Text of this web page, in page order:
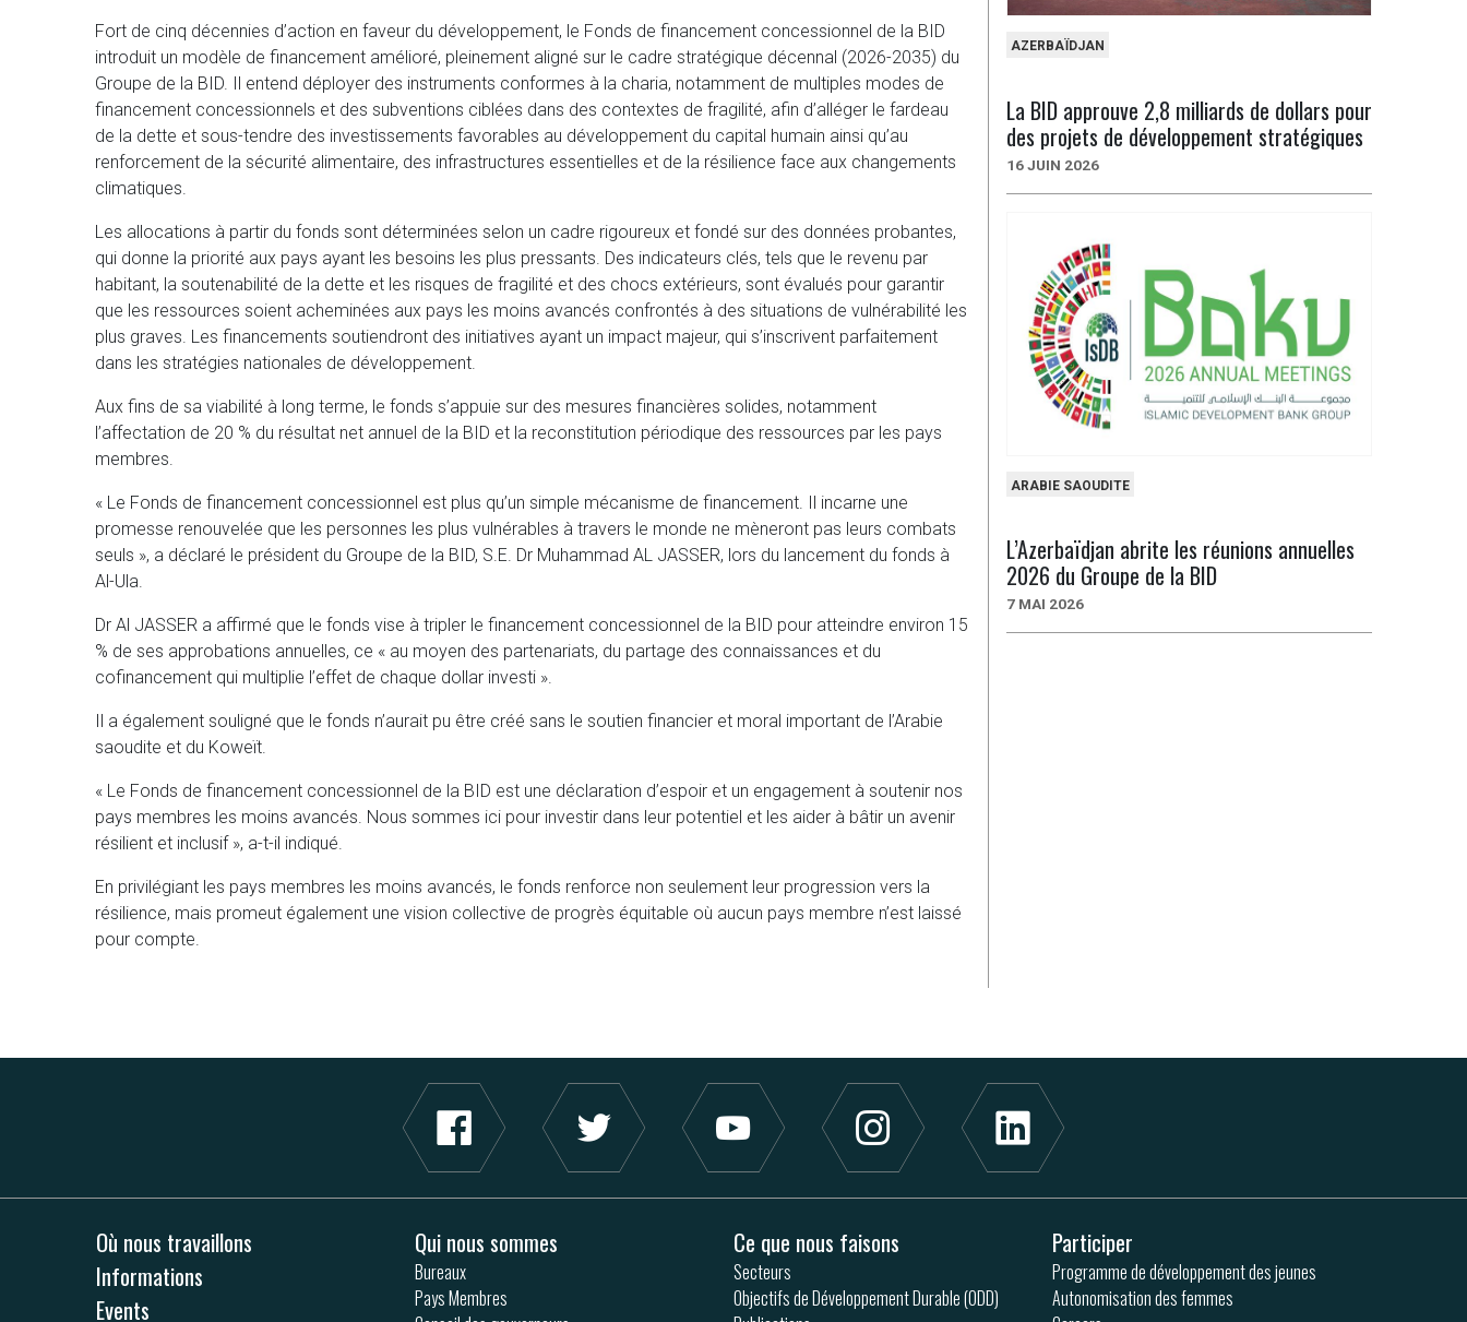
Fort de cinq décennies d’action en faveur du développement, le Fonds de financement concessionnel de la BID
introduit un modèle de financement amélioré, pleinement aligné sur le cadre stratégique décennal (2026-2035) du
Groupe de la BID. Il entend déployer des instruments conformes à la charia, notamment de multiples modes de
financement concessionnels et des subventions ciblées dans des contextes de fragilité, afin d’alléger le fardeau
de la dette et sous-tendre des investissements favorables au développement du capital humain ainsi qu’au
renforcement de la sécurité alimentaire, des infrastructures essentielles et de la résilience face aux changements
climatiques.
Les allocations à partir du fonds sont déterminées selon un cadre rigoureux et fondé sur des données probantes,
qui donne la priorité aux pays ayant les besoins les plus pressants. Des indicateurs clés, tels que le revenu par
habitant, la soutenabilité de la dette et les risques de fragilité et des chocs extérieurs, sont évalués pour garantir
que les ressources soient acheminées aux pays les moins avancés confrontés à des situations de vulnérabilité les
plus graves. Les financements soutiendront des initiatives ayant un impact majeur, qui s’inscrivent parfaitement
dans les stratégies nationales de développement.
Aux fins de sa viabilité à long terme, le fonds s’appuie sur des mesures financières solides, notamment
l’affectation de 20 % du résultat net annuel de la BID et la reconstitution périodique des ressources par les pays
membres.
« Le Fonds de financement concessionnel est plus qu’un simple mécanisme de financement. Il incarne une
promesse renouvelée que les personnes les plus vulnérables à travers le monde ne mèneront pas leurs combats
seuls », a déclaré le président du Groupe de la BID, S.E. Dr Muhammad AL JASSER, lors du lancement du fonds à
Al-Ula.
Dr Al JASSER a affirmé que le fonds vise à tripler le financement concessionnel de la BID pour atteindre environ 15
% de ses approbations annuelles, ce « au moyen des partenariats, du partage des connaissances et du
cofinancement qui multiplie l’effet de chaque dollar investi ».
Il a également souligné que le fonds n’aurait pu être créé sans le soutien financier et moral important de l’Arabie
saoudite et du Koweït.
« Le Fonds de financement concessionnel de la BID est une déclaration d’espoir et un engagement à soutenir nos
pays membres les moins avancés. Nous sommes ici pour investir dans leur potentiel et les aider à bâtir un avenir
résilient et inclusif », a-t-il indiqué.
En privilégiant les pays membres les moins avancés, le fonds renforce non seulement leur progression vers la
résilience, mais promeut également une vision collective de progrès équitable où aucun pays membre n’est laissé
pour compte.
AZERBAÏDJAN
La BID approuve 2,8 milliards de dollars pour
des projets de développement stratégiques
16 JUIN 2026
ARABIE SAOUDITE
L’Azerbaïdjan abrite les réunions annuelles
2026 du Groupe de la BID
7 MAI 2026
Où nous travaillons
Informations
Events
Qui nous sommes
Bureaux
Pays Membres
Ce que nous faisons
Secteurs
Objectifs de Développement Durable (ODD)
Participer
Programme de développement des jeunes
Autonomisation des femmes